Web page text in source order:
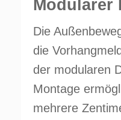
Modularer
Die
die
der modularen
Montage
mehrere